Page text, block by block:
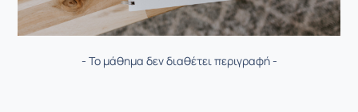
- Το μάθημα δεν διαθέτει περιγραφή -